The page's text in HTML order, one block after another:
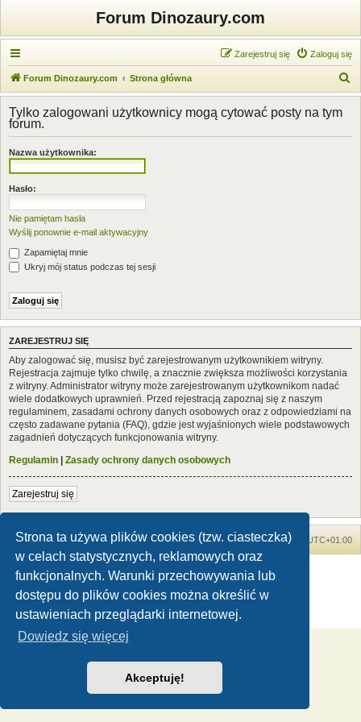
Strona ta używa plików cookies (tzw. ciasteczka)
w celach statystycznych, reklamowych oraz
funkcjonalnych. Warunki przechowywania lub
dostępu do plików cookies można określić w
ustawieniach przeglądarki internetowej.
Dowiedz się więcej
Akceptuję!
Forum Dinozaury.com
Zaloguj się
Zarejestruj się
Forum Dinozaury.com Strona główna
z
k
Tylko zalogowani użytkownicy mogą cytować posty na tym
forum.
Nazwa użytkownika:
Hasło:
Nie pamiętam hasła
Wyślij ponownie e-mail aktywacyjny
Zapamiętaj mnie
Ukryj mój status podczas tej sesji
ZAREJESTRUJ SIĘ
Aby zalogować się, musisz być zarejestrowanym użytkownikiem witryny.
Rejestracja zajmuje tylko chwilę, a znacznie zwiększa możliwości korzystania
z witryny. Administrator witryny może zarejestrowanym użytkownikom nadać
wiele dodatkowych uprawnień. Przed rejestracją zapoznaj się z naszym
regulaminem, zasadami ochrony danych osobowych oraz z odpowiedziami na
często zadawane pytania (FAQ), gdzie jest wyjaśnionych wiele podstawowych
zagadnień dotyczących funkcjonowania witryny.
Regulamin | Zasady ochrony danych osobowych
Zarejestruj się
Forum Dinozaury.com Strona główna Strefa czasowa UTC+01:00
Dinozaury.com
© 2006-2020
Technologię dostarcza
phpBB
® Forum Software © phpBB Limited
Polski pakiet językowy dostarczaphpBB.pl
Zasady ochrony danych osobowych|Regulamin